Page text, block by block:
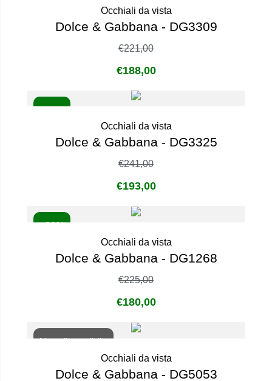
Occhiali da vista
Dolce & Gabbana - DG3309
€221,00
€188,00
Occhiali da vista
Dolce & Gabbana - DG3325
€241,00
€193,00
Occhiali da vista
Dolce & Gabbana - DG1268
€225,00
€180,00
Non disponibile
Occhiali da vista
Dolce & Gabbana - DG5053